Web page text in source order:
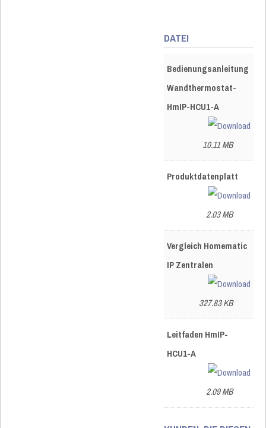
DATEI
Bedienungsanleitung
Wandthermostat-
HmIP-HCU1-A
10.11 MB
Produktdatenplatt
2.03 MB
Vergleich Homematic
IP Zentralen
327.83 KB
Leitfaden HmIP-
HCU1-A
2.09 MB